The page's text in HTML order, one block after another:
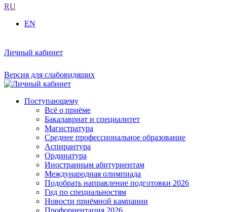
RU
EN
Личный кабинет
Версия для слабовидящих
Поступающему
Всё о приёме
Бакалавриат и специалитет
Магистратура
Среднее профессиональное образование
Аспирантура
Ординатура
Иностранным абитуриентам
Международная олимпиада
Подобрать направление подготовки 2026
Гид по специальностям
Новости приёмной кампании
Профориентация 2026